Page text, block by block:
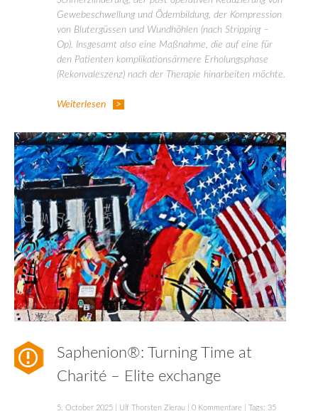
Gewebeschwellung und Ödembildung, der Kompression
von Blutergüssen und Wundhöhlen (nach Stripping –
Op). Insgesamt also eine Maßnahme, die auf eine für
den Patienten komplikationsärmere Erholungsphase
(Rekonvaleszenz) nach der Therapie hinarbeiten möchte.
Weiterlesen
Saphenion®: Turning Time at
Charité – Elite exchange
5. October 2025 Ulf Thorsten Zierau 0 Kommentare | Tags: 35